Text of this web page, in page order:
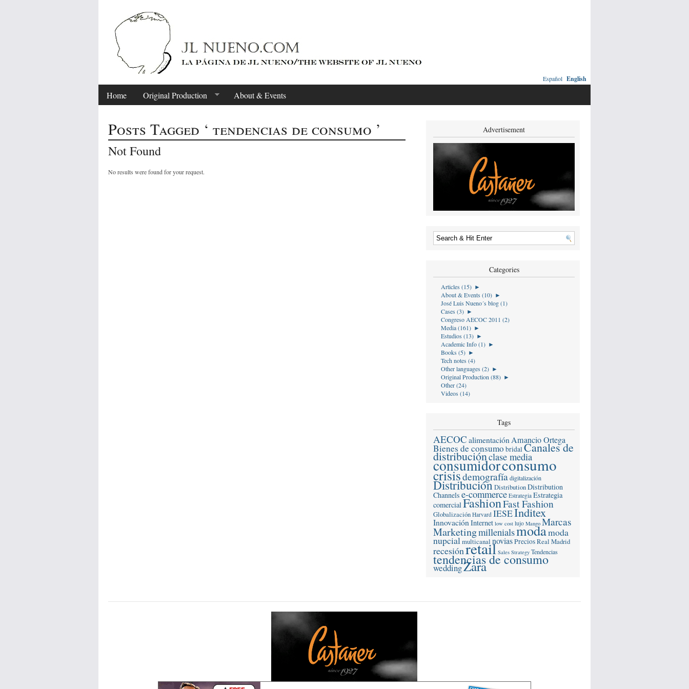
Español English
Home Original Production About & Events
Posts Tagged ‘ tendencias de consumo ’
Not Found
No results were found for your request.
Advertisement
Categories
Articles (15) ►
About & Events (10) ►
José Luis Nueno´s blog (1)
Cases (3) ►
Congreso AECOC 2011 (2)
Media (161) ►
Estudios (13) ►
Academic Info (1) ►
Books (5) ►
Tech notes (4)
Other languages (2) ►
Original Production (88) ►
Other (24)
Videos (14)
Tags
AECOC alimentación Amancio Ortega
Bienes de consumo bridalCanales de
distribuciónclase media
consumidorconsumo
crisisdemografía digitalización
DistribuciónDistributionDistribution
Channels e-commerce Estrategia Estrategia
comercialFashionFast Fashion
Globalización Harvard IESEInditex
Innovación Internet low cost lujo Mango Marcas
Marketingmillenialsmodamoda
nupcialmulticanal noviasPreciosReal Madrid
recesiónretail Sales Strategy Tendencias
tendencias de consumo
weddingZara